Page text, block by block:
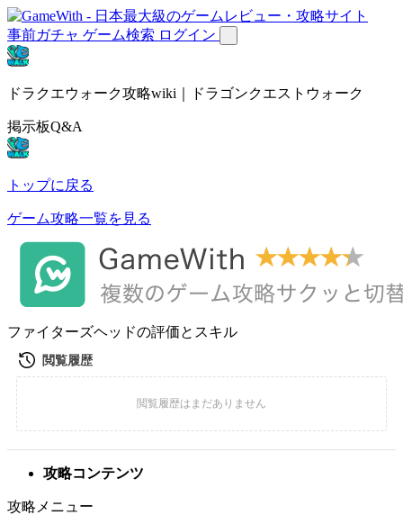
事前ガチャ ゲーム検索 ログイン
ドラクエウォーク攻略wiki｜ドラゴンクエストウォーク
掲示板Q&A
トップに戻る
ゲーム攻略一覧を見る
ファイターズヘッドの評価とスキル
攻略コンテンツ
攻略メニュー